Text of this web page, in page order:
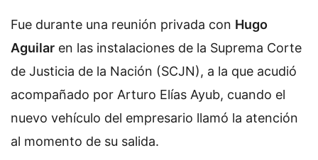
Fue durante una reunión privada con Hugo
Aguilar en las instalaciones de la Suprema Corte
de Justicia de la Nación (SCJN), a la que acudió
acompañado por Arturo Elías Ayub, cuando el
nuevo vehículo del empresario llamó la atención
al momento de su salida.